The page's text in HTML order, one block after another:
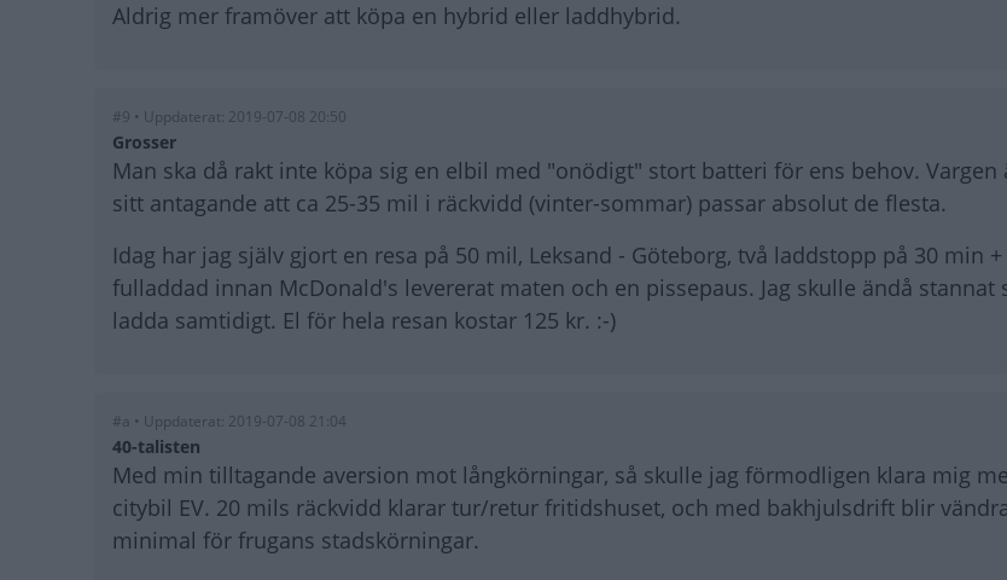
Aldrig mer framöver att köpa en hybrid eller laddhybrid.
#9 • Uppdaterat: 2019-07-08 20:50
Grosser
Man ska då rakt inte köpa sig en elbil med "onödigt" stort batteri för ens behov. Vargen
sitt antagande att ca 25-35 mil i räckvidd (vinter-sommar) passar absolut de flesta.
Idag har jag själv gjort en resa på 50 mil, Leksand - Göteborg, två laddstopp på 30 min
fulladdad innan McDonald's levererat maten och en pissepaus. Jag skulle ändå stannat
ladda samtidigt. El för hela resan kostar 125 kr. :-)
#a • Uppdaterat: 2019-07-08 21:04
40-talisten
Med min tilltagande aversion mot långkörningar, så skulle jag förmodligen klara mig
citybil EV. 20 mils räckvidd klarar tur/retur fritidshuset, och med bakhjulsdrift blir
minimal för frugans stadskörningar.